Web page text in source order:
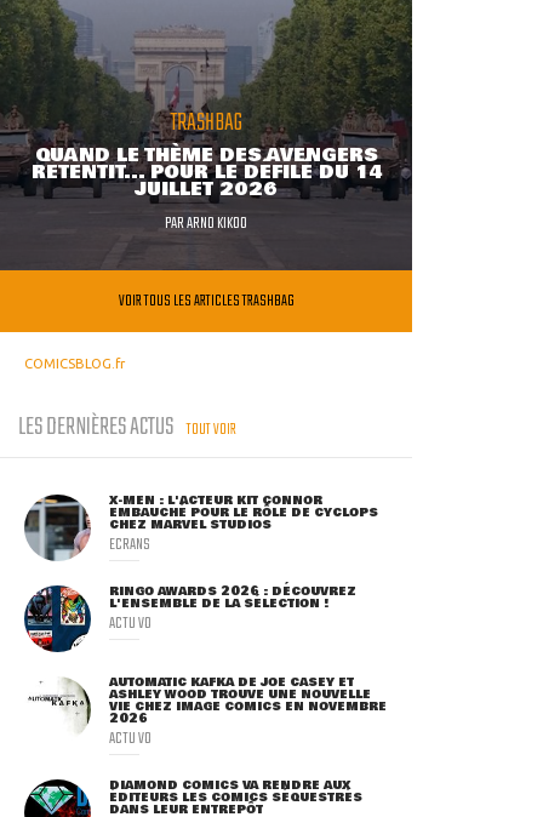
TRASHBAG
QUAND LE THÈME DES AVENGERS
RETENTIT... POUR LE DÉFILÉ DU 14
JUILLET 2026
PARARNO KIKOO
VOIR TOUS LES ARTICLES TRASHBAG
COMICSBLOG.fr
LES DERNIÈRES ACTUS TOUT VOIR
X-MEN : L'ACTEUR KIT CONNOR
EMBAUCHÉ POUR LE RÔLE DE CYCLOPS
CHEZ MARVEL STUDIOS
ECRANS
RINGO AWARDS 2026 : DÉCOUVREZ
L'ENSEMBLE DE LA SÉLECTION !
ACTU VO
AUTOMATIC KAFKA DE JOE CASEY ET
ASHLEY WOOD TROUVE UNE NOUVELLE
VIE CHEZ IMAGE COMICS EN NOVEMBRE
2026
ACTU VO
DIAMOND COMICS VA RENDRE AUX
ÉDITEURS LES COMICS SÉQUESTRÉS
DANS LEUR ENTREPÔT